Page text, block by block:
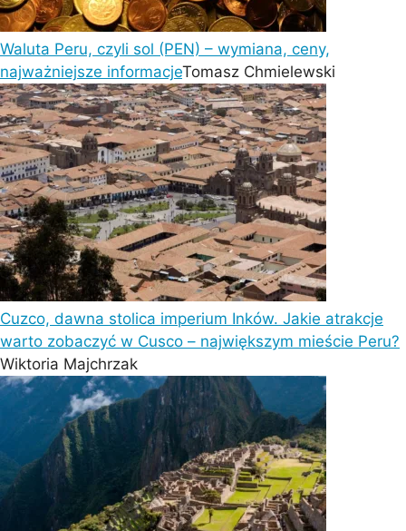
Waluta Peru, czyli sol (PEN) – wymiana, ceny,
najważniejsze informacjeTomasz Chmielewski
Cuzco, dawna stolica imperium Inków. Jakie atrakcje
warto zobaczyć w Cusco – największym mieście Peru?
Wiktoria Majchrzak